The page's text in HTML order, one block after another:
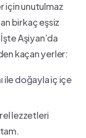
için unutulmaz
birkaç eşsiz
Aşiyan’da
kaçan⁢ yerler:
ile doğayla⁢ iç içe⁤
lezzetleri